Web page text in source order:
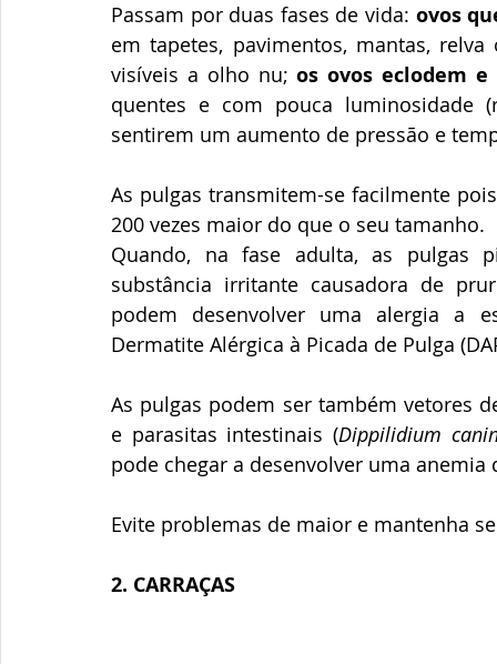
Passam por duas fases de vida: ovos
em tapetes, pavimentos, mantas,
visíveis a olho nu; os ovos eclodem
quentes e com pouca luminosidade
sentirem um aumento de pressão e
As pulgas transmitem-se facilmente
200 vezes maior do que o seu tamanho.
Quando, na fase adulta, as pulgas
substância irritante causadora de
podem desenvolver uma alergia a
Dermatite Alérgica à Picada de Pulga
As pulgas podem ser também vetores
e parasitas intestinais (Dippilidium
pode chegar a desenvolver uma
Evite problemas de maior e mantenha
2. CARRAÇAS